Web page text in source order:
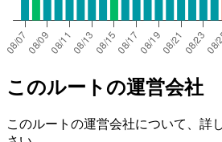
このルートの運営会社
このルートの運営会社について、詳